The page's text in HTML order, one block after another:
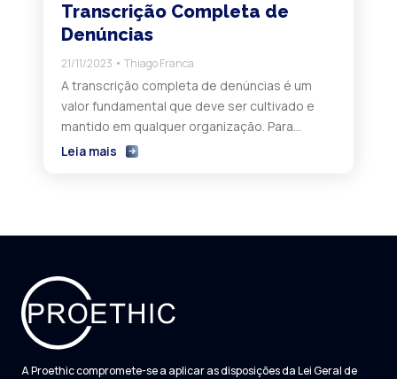
Transcrição Completa de
Denúncias
21/11/2023 Thiago Franca
A transcrição completa de denúncias é um
valor fundamental que deve ser cultivado e
mantido em qualquer organização. Para
garantir a conformidade e a integridade nos
Leia mais
A Proethic compromete-se a aplicar as disposições da Lei Geral de